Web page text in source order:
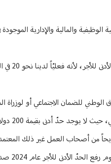
والمالية والإدارية
وهنا يؤكّد
للضمان الاجتماعي أو لوزراة
مؤسسات
من أصحاب العمل غير ذلك المعتمد
المعركة